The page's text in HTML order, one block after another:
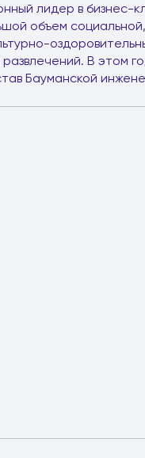
лидер в бизнес-
объем
В этом
Бауманской